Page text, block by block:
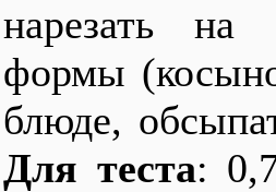
нарезать на
формы
блюде,
Для теста: